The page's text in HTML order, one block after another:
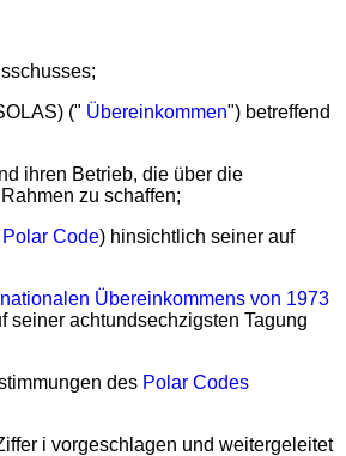
(" Übereinkommen") betreffend
ihren Betrieb, die über die
zu schaffen;
Polar Code) hinsichtlich seiner auf
Übereinkommens von 1973
seiner achtundsechzigsten Tagung
des Polar Codes
i vorgeschlagen und weitergeleitet